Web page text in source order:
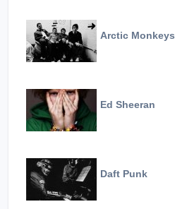
Arctic Monkeys
Ed Sheeran
Daft Punk